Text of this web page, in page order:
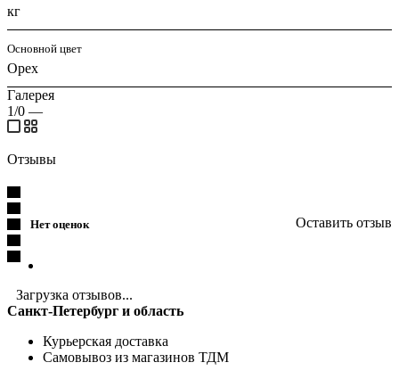
кг
Основной цвет
Орех
Галерея
1/0 —
Отзывы
Нет оценок Оставить отзыв
Загрузка отзывов...
Санкт-Петербург и область
Курьерская доставка
Самовывоз из магазинов ТДМ